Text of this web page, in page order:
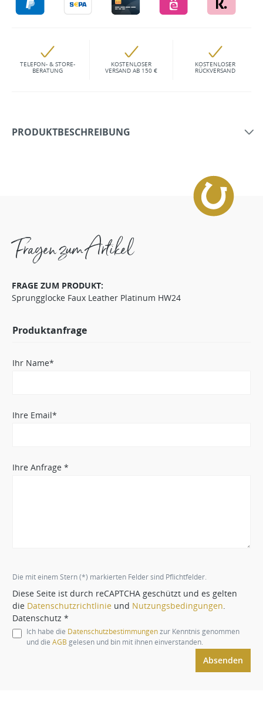
TELEFON- & STORE-
BERATUNG
KOSTENLOSER
VERSAND AB 150 €
KOSTENLOSER
RÜCKVERSAND
PRODUKTBESCHREIBUNG
Fragen zum Artikel
FRAGE ZUM PRODUKT:
Sprungglocke Faux Leather Platinum HW24
Produktanfrage
Ihr Name*
Ihre Email*
Ihre Anfrage *
Die mit einem Stern (*) markierten Felder sind Pflichtfelder.
Diese Seite ist durch reCAPTCHA geschützt und es gelten
die Datenschutzrichtlinie und Nutzungsbedingungen
Datenschutz *
Ich habe die Datenschutzbestimmungenzur Kenntnis genommen
und die AGB gelesen und bin mit ihnen einverstanden.
Absenden